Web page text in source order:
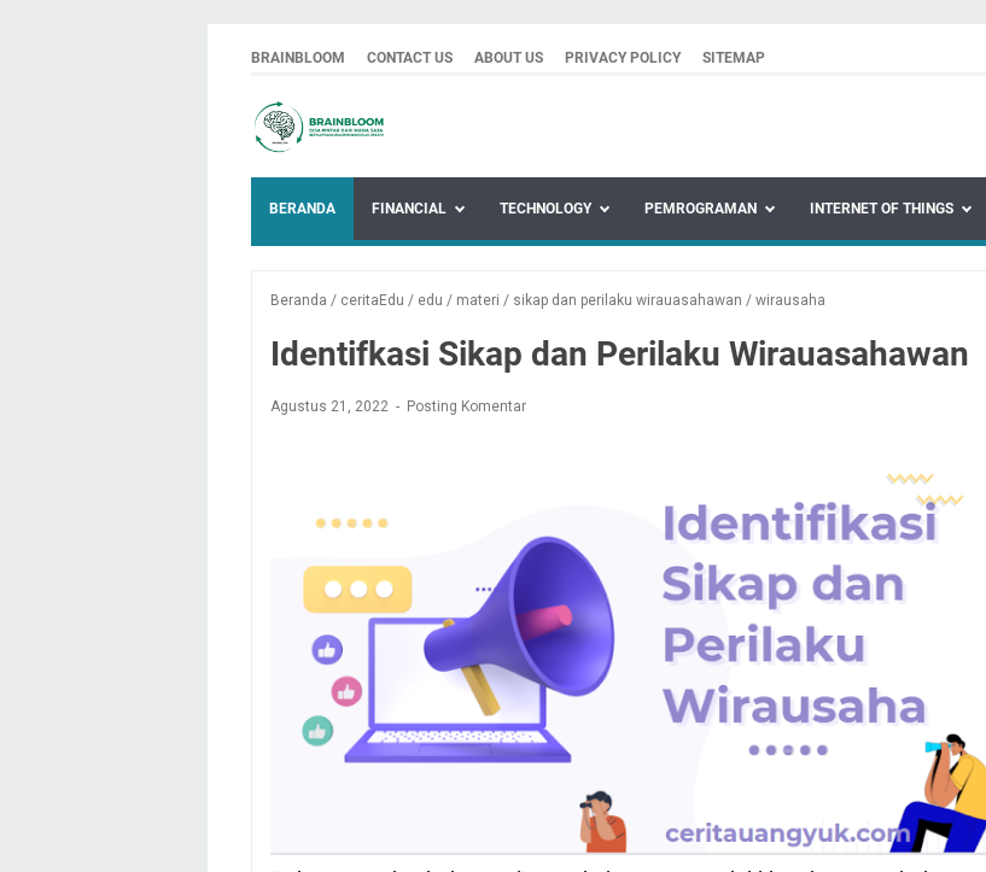
BRAINBLOOM CONTACT US ABOUT US PRIVACY POLICY SITEMAP
BERANDA FINANCIAL TECHNOLOGY PEMROGRAMAN INTERNET OF THINGS
Beranda / ceritaEdu / edu / materi / sikap dan perilaku wirauasahawan / wirausaha
Identifkasi Sikap dan Perilaku Wirauasahawan
Agustus 21, 2022 Posting Komentar